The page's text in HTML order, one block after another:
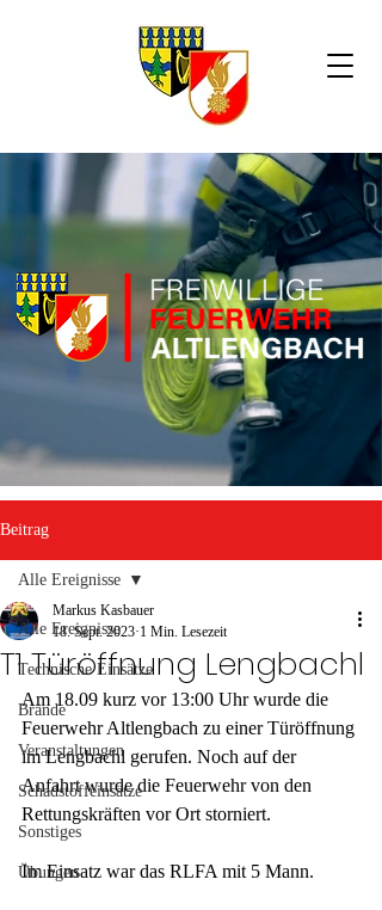
Beitrag
Alle Ereignisse
Technische Einsätze
Brände
Veranstaltungen
Schadstoffeinsätze
Sonstiges
Übungen
Alle Ereignisse
T1 Türöffnung Lengbachl
Markus Kasbauer
18. Sept. 2023 1 Min. Lesezeit
Am 18.09 kurz vor 13:00 Uhr wurde die
Feuerwehr Altlengbach zu einer Türöffnung
im Lengbachl gerufen. Noch auf der
Anfahrt wurde die Feuerwehr von den
Rettungskräften vor Ort storniert.
Im Einsatz war das RLFA mit 5 Mann.